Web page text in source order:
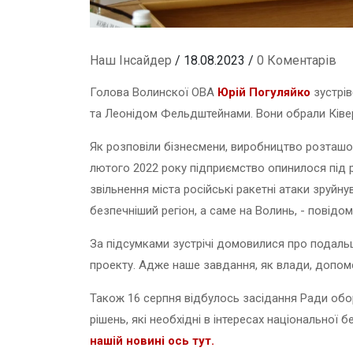
Наш Інсайдер / 18.08.2023 / 0 Коментарів
Голова Волинскої ОВА Юрій Погуляйко
та Леонідом Фельдштейнами. Вони обрали
Як розповіли бізнесмени, виробництво
лютого 2022 року підприємство опинилося під
звільнення міста російські ракетні атаки
безпечніший регіон, а саме на Волинь, -
За підсумками зустрічі домовилися про
проекту. Адже наше завдання, як влади,
Також 16 серпня відбулось засідання Ради
рішень, які необхідні в інтересах
нашій новині ось тут.